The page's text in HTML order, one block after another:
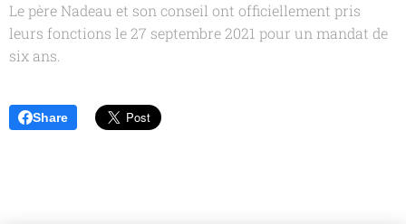
Le père Nadeau et son conseil ont officiellement pris
leurs fonctions le 27 septembre 2021 pour un mandat de
six ans.
Share